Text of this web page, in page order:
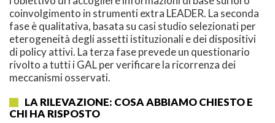
coinvolgimento in strumenti extra LEADER. La seconda
fase è qualitativa, basata su casi studio selezionati per
eterogeneità degli assetti istituzionali e dei dispositivi
di policy attivi. La terza fase prevede un questionario
rivolto a tutti i GAL per verificare la ricorrenza dei
meccanismi osservati.
LA RILEVAZIONE: COSA ABBIAMO CHIESTO E
CHI HA RISPOSTO